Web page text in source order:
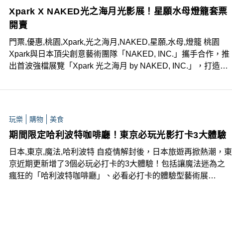
Xpark X NAKED光之海月光影展！星願水母燈籠套票
開賣
門票,優惠,桃園,Xpark,光之海月,NAKED,星願,水母,燈籠 桃園
Xpark與日本頂尖創意藝術團隊「NAKED, INC.」攜手合作，推
出首波強檔展覽「Xpark 光之海月 by NAKED, INC.」，打造館
覽於1月20日登場！即日起開放預購夢幻套票，套票內含造型獨
玩樂 購物 美食
期間限定哈利波特咖啡廳！東京必玩光影打卡3大體驗
日本,東京,魔法,哈利波特 自疫情解封後，日本旅遊再掀熱潮，東
京近期更新增了3個必玩必打卡的3大體驗！包括讓魔法迷為之
瘋狂的「哈利波特咖啡廳」、必看必打卡的體驗型藝術展